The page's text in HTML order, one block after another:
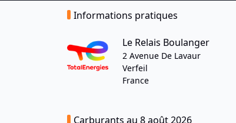
Informations pratiques
Le Relais Boulanger
2 Avenue De Lavaur
Verfeil
France
Carburants au 8 août 2026